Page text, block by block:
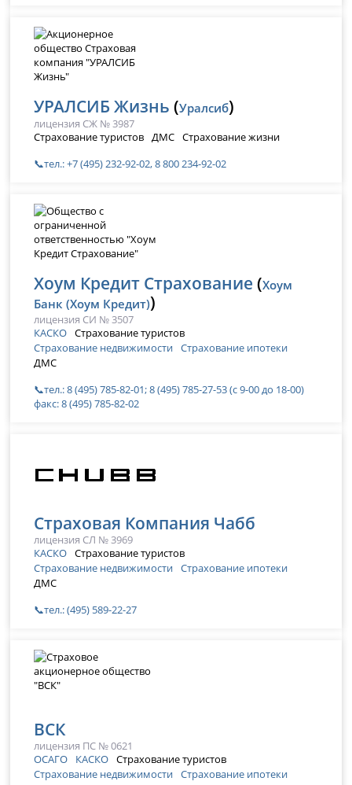
УРАЛСИБ Жизнь (Уралсиб)
лицензия СЖ № 3987
Страхование туристов ДМС Страхование жизни
📞тел.: +7 (495) 232-92-02, 8 800 234-92-02
Хоум Кредит Страхование (Хоум
Банк (Хоум Кредит))
лицензия СИ № 3507
КАСКО Страхование туристов
Страхование недвижимости Страхование ипотеки
ДМС
📞тел.: 8 (495) 785-82-01; 8 (495) 785-27-53 (с 9-00 до 18-00)
факс: 8 (495) 785-82-02
Страховая Компания Чабб
лицензия СЛ № 3969
КАСКО Страхование туристов
Страхование недвижимости Страхование ипотеки
ДМС
📞тел.: (495) 589-22-27
ВСК
лицензия ПС № 0621
ОСАГО
КАСКО Страхование туристов
Страхование недвижимости Страхование ипотеки